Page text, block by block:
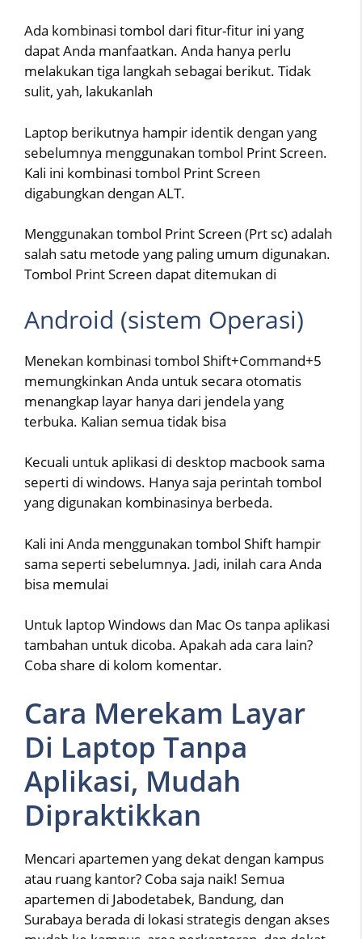
Ada kombinasi tombol dari fitur-fitur ini yang
dapat Anda manfaatkan. Anda hanya perlu
melakukan tiga langkah sebagai berikut. Tidak
sulit, yah, lakukanlah
Laptop berikutnya hampir identik dengan yang
sebelumnya menggunakan tombol Print Screen.
Kali ini kombinasi tombol Print Screen
digabungkan dengan ALT.
Menggunakan tombol Print Screen (Prt sc) adalah
salah satu metode yang paling umum digunakan.
Tombol Print Screen dapat ditemukan di
Android (sistem Operasi)
Menekan kombinasi tombol Shift+Command+5
memungkinkan Anda untuk secara otomatis
menangkap layar hanya dari jendela yang
terbuka. Kalian semua tidak bisa
Kecuali untuk aplikasi di desktop macbook sama
seperti di windows. Hanya saja perintah tombol
yang digunakan kombinasinya berbeda.
Kali ini Anda menggunakan tombol Shift hampir
sama seperti sebelumnya. Jadi, inilah cara Anda
bisa memulai
Untuk laptop Windows dan Mac Os tanpa aplikasi
tambahan untuk dicoba. Apakah ada cara lain?
Coba share di kolom komentar.
Cara Merekam Layar
Di Laptop Tanpa
Aplikasi, Mudah
Dipraktikkan
Mencari apartemen yang dekat dengan kampus
atau ruang kantor? Coba saja naik! Semua
apartemen di Jabodetabek, Bandung, dan
Surabaya berada di lokasi strategis dengan akses